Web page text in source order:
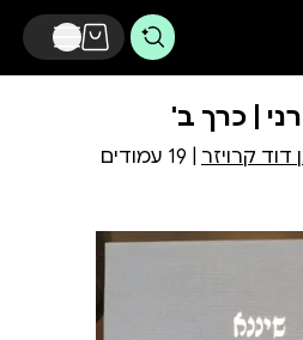
| כרך ב'
קרויזר